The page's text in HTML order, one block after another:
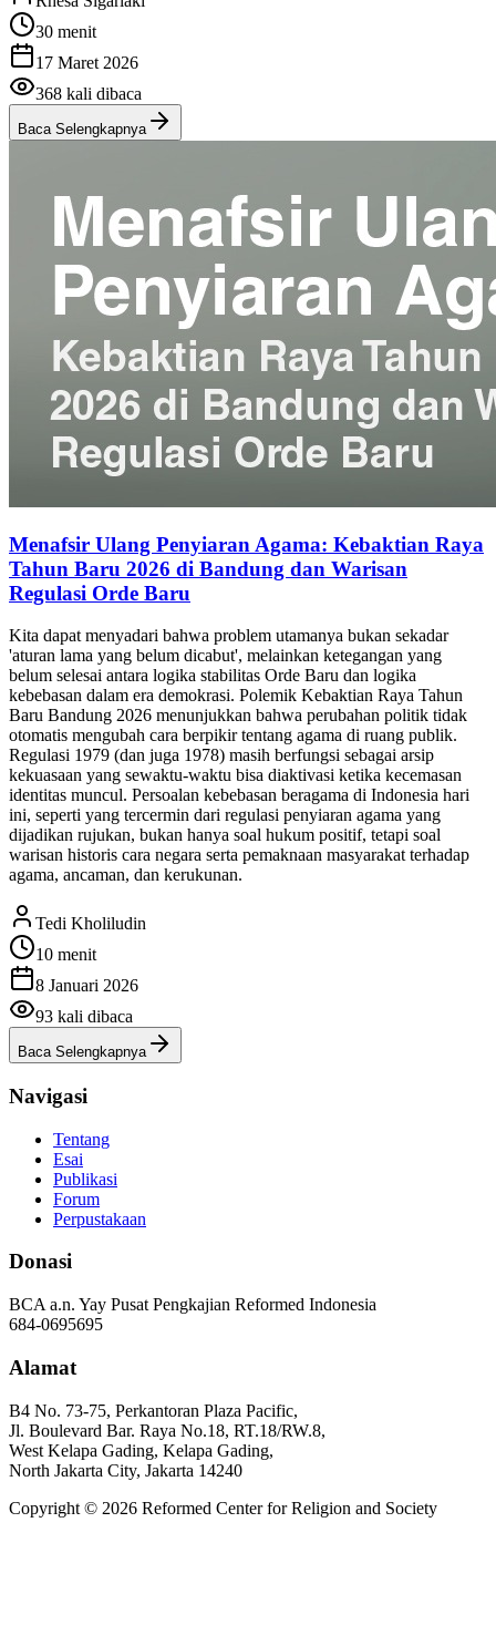
30 menit
17 Maret 2026
368 kali dibaca
Baca Selengkapnya
Menafsir Ulang Penyiaran Agama: Kebaktian Raya
Tahun Baru 2026 di Bandung dan Warisan
Regulasi Orde Baru
Kita dapat menyadari bahwa problem utamanya bukan sekadar
'aturan lama yang belum dicabut', melainkan ketegangan yang
belum selesai antara logika stabilitas Orde Baru dan logika
kebebasan dalam era demokrasi. Polemik Kebaktian Raya Tahun
Baru Bandung 2026 menunjukkan bahwa perubahan politik tidak
otomatis mengubah cara berpikir tentang agama di ruang publik.
Regulasi 1979 (dan juga 1978) masih berfungsi sebagai arsip
kekuasaan yang sewaktu-waktu bisa diaktivasi ketika kecemasan
identitas muncul. Persoalan kebebasan beragama di Indonesia hari
ini, seperti yang tercermin dari regulasi penyiaran agama yang
dijadikan rujukan, bukan hanya soal hukum positif, tetapi soal
warisan historis cara negara serta pemaknaan masyarakat terhadap
agama, ancaman, dan kerukunan.
Tedi Kholiludin
10 menit
8 Januari 2026
93 kali dibaca
Baca Selengkapnya
Navigasi
Tentang
Esai
Publikasi
Forum
Perpustakaan
Donasi
BCA a.n. Yay Pusat Pengkajian Reformed Indonesia
684-0695695
Alamat
B4 No. 73-75, Perkantoran Plaza Pacific,
Jl. Boulevard Bar. Raya No.18, RT.18/RW.8,
West Kelapa Gading, Kelapa Gading,
North Jakarta City, Jakarta 14240
Copyright © 2026 Reformed Center for Religion and Society